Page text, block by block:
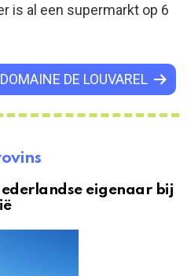
is al een supermarkt op 6
DE LOUVAREL
eigenaar bij